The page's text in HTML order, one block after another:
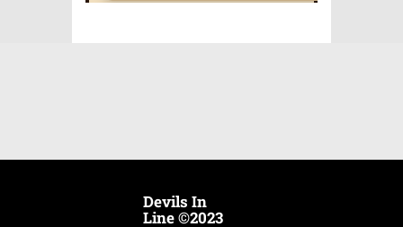
INSANE
Devils In
Line ©2023